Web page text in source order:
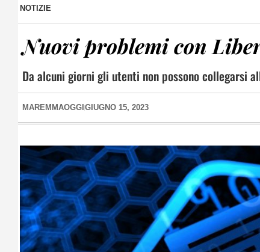
NOTIZIE
Nuovi problemi con
Da alcuni giorni gli utenti non possono collegarsi
MAREMMAOGGI GIUGNO 15, 2023